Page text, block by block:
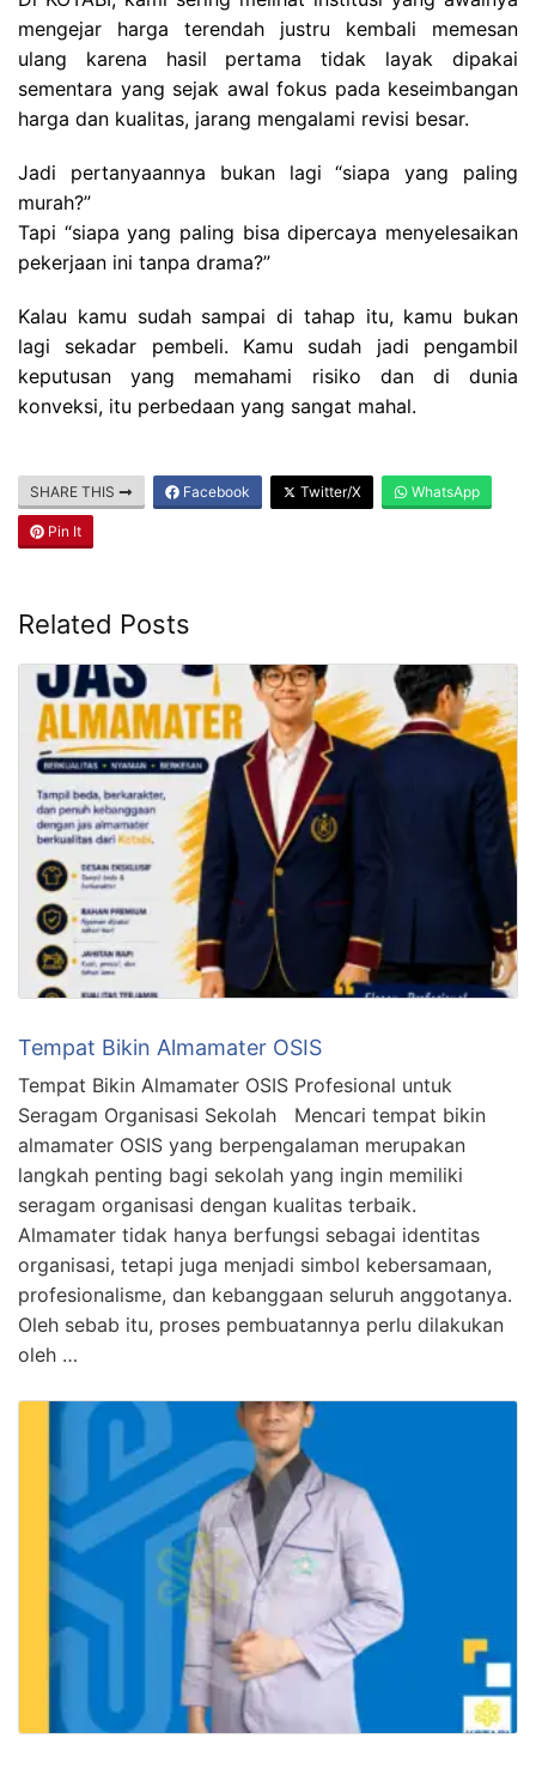
mengejar harga terendah justru kembali memesan
ulang karena hasil pertama tidak layak dipakai
sementara yang sejak awal fokus pada keseimbangan
harga dan kualitas, jarang mengalami revisi besar.
Jadi pertanyaannya bukan lagi “siapa yang paling
murah?”
Tapi “siapa yang paling bisa dipercaya menyelesaikan
pekerjaan ini tanpa drama?”
Kalau kamu sudah sampai di tahap itu, kamu bukan
lagi sekadar pembeli. Kamu sudah jadi pengambil
keputusan yang memahami risiko dan di dunia
konveksi, itu perbedaan yang sangat mahal.
SHARE THIS Facebook Twitter/X WhatsApp
Pin It
Related Posts
Tempat Bikin Almamater OSIS
Tempat Bikin Almamater OSIS Profesional untuk
Seragam Organisasi Sekolah Mencari tempat bikin
almamater OSIS yang berpengalaman merupakan
langkah penting bagi sekolah yang ingin memiliki
seragam organisasi dengan kualitas terbaik.
Almamater tidak hanya berfungsi sebagai identitas
organisasi, tetapi juga menjadi simbol kebersamaan,
profesionalisme, dan kebanggaan seluruh anggotanya.
Oleh sebab itu, proses pembuatannya perlu dilakukan
oleh …